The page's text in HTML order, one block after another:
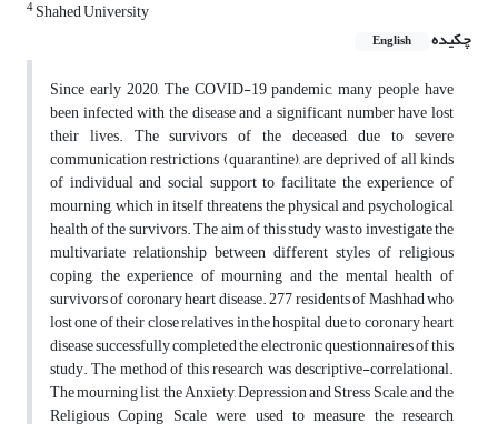
4Shahed University
چکیده
English
Since early 2020, The COVID-19 pandemic, many people have
been infected with the disease and a significant number have lost
their lives. The survivors of the deceased, due to severe
communication restrictions (quarantine), are deprived of all kinds
of individual and social support to facilitate the experience of
mourning, which in itself threatens the physical and psychological
health of the survivors. The aim of this study was to investigate the
multivariate relationship between different styles of religious
coping, the experience of mourning and the mental health of
survivors of coronary heart disease. 277 residents of Mashhad who
lost one of their close relatives in the hospital due to coronary heart
disease successfully completed the electronic questionnaires of this
study. The method of this research was descriptive-correlational.
The mourning list, the Anxiety, Depression and Stress Scale, and the
Religious Coping Scale were used to measure the research